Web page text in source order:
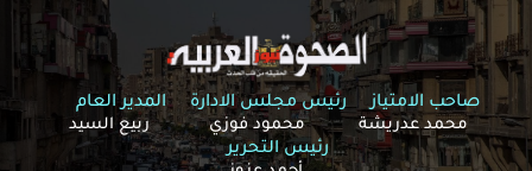
صاحب الامتياز
محمد عدريشة
رئيس مجلس الادارة
محمود فوزي
المدير العام
ربيع السيد
رئيس التحرير